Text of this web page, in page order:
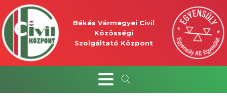
Békés Vármegyei Civil
Közösségi
Szolgáltató Központ